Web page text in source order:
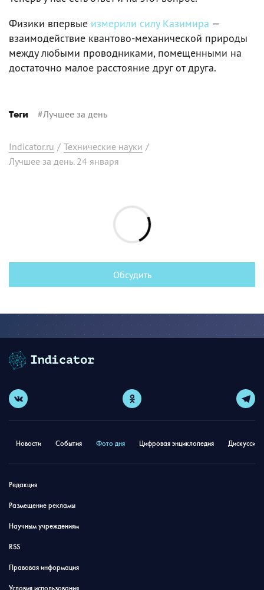
Физики впервые измерили силу Казимира —
взаимодействие квантово-механической природы
между любыми проводниками, помещенными на
достаточно малое расстояние друг от друга.
Теги #Лучшее за день
Indicator.ru / Технические науки /
Лучшее за день. 24 января
Обсудить
Новости События Фото дня Цифровая энциклопедия
Редакция
Размещение рекламы
Научным учреждениям
RSS
Правовая информация
Условия использования